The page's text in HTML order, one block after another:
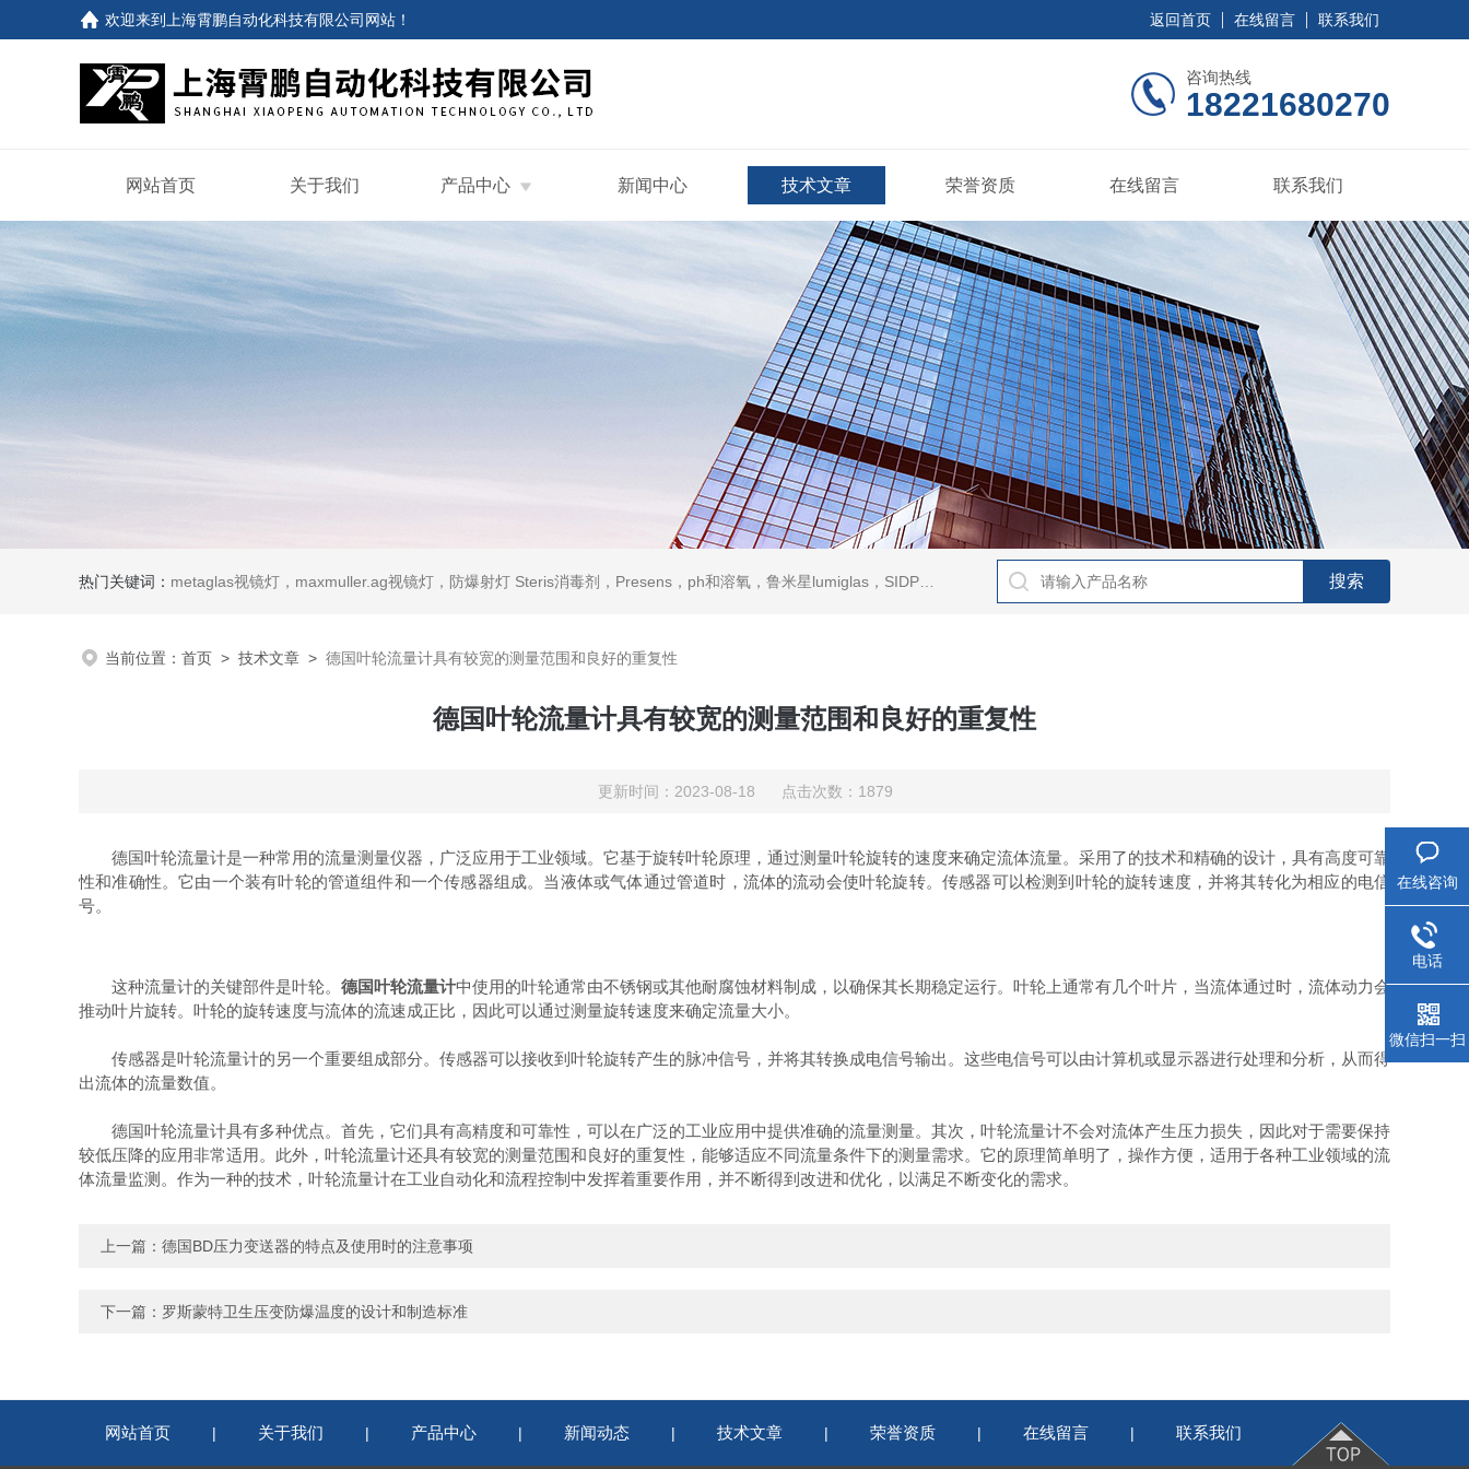
欢迎来到 上海霄鹏自动化科技有限公司网站 ！ 返回首页 在线留言 联系我们
咨询热线
18221680270
网站首页 关于我们 产品中心 新闻中心 技术文章 荣誉资质 在线留言 联系我们
热门关键词： metaglas视镜灯，maxmuller.ag视镜灯，防爆射灯 Steris消毒剂，Presens，ph和溶氧，鲁米星lumiglas，SIDPH露点仪，进口气体分析仪
当前位置： 首页 > 技术文章 > 德国叶轮流量计具有较宽的测量范围和良好的重复性
德国叶轮流量计具有较宽的测量范围和良好的重复性
更新时间：2023-08-18 点击次数：1879
德国叶轮流量计是一种常用的流量测量仪器，广泛应用于工业领域。它基于旋转叶轮原理，通过测量叶轮旋转的速度来确定流体流量。采用了的技术和精确的设计，具有高度可靠
性和准确性。它由一个装有叶轮的管道组件和一个传感器组成。当液体或气体通过管道时，流体的流动会使叶轮旋转。传感器可以检测到叶轮的旋转速度，并将其转化为相应的电信
号。
这种流量计的关键部件是叶轮。 德国叶轮流量计中使用的叶轮通常由不锈钢或其他耐腐蚀材料制成，以确保其长期稳定运行。叶轮上通常有几个叶片，当流体通过时，流体动力会
推动叶片旋转。叶轮的旋转速度与流体的流速成正比，因此可以通过测量旋转速度来确定流量大小。
传感器是叶轮流量计的另一个重要组成部分。传感器可以接收到叶轮旋转产生的脉冲信号，并将其转换成电信号输出。这些电信号可以由计算机或显示器进行处理和分析，从而得
出流体的流量数值。
德国叶轮流量计具有多种优点。首先，它们具有高精度和可靠性，可以在广泛的工业应用中提供准确的流量测量。其次，叶轮流量计不会对流体产生压力损失，因此对于需要保持
较低压降的应用非常适用。此外，叶轮流量计还具有较宽的测量范围和良好的重复性，能够适应不同流量条件下的测量需求。它的原理简单明了，操作方便，适用于各种工业领域的流
体流量监测。作为一种的技术，叶轮流量计在工业自动化和流程控制中发挥着重要作用，并不断得到改进和优化，以满足不断变化的需求。
上一篇： 德国BD压力变送器的特点及使用时的注意事项
下一篇： 罗斯蒙特卫生压变防爆温度的设计和制造标准
网站首页 | 关于我们 | 产品中心 | 新闻动态 | 技术文章 | 荣誉资质 | 在线留言 | 联系我们
在线咨询
电话
微信扫一扫